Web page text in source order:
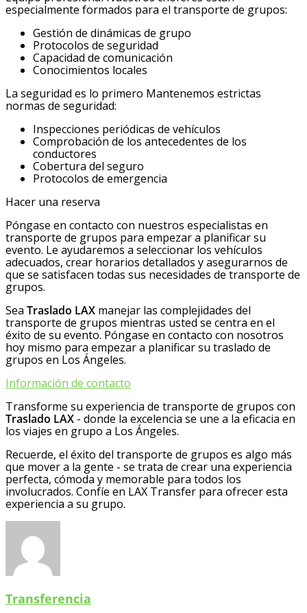
especialmente formados para el transporte de grupos:
Gestión de dinámicas de grupo
Protocolos de seguridad
Capacidad de comunicación
Conocimientos locales
La seguridad es lo primero Mantenemos estrictas
normas de seguridad:
Inspecciones periódicas de vehículos
Comprobación de los antecedentes de los
conductores
Cobertura del seguro
Protocolos de emergencia
Hacer una reserva
Póngase en contacto con nuestros especialistas en
transporte de grupos para empezar a planificar su
evento. Le ayudaremos a seleccionar los vehículos
adecuados, crear horarios detallados y asegurarnos de
que se satisfacen todas sus necesidades de transporte de
grupos.
Sea Traslado LAX manejar las complejidades del
transporte de grupos mientras usted se centra en el
éxito de su evento. Póngase en contacto con nosotros
hoy mismo para empezar a planificar su traslado de
grupos en Los Ángeles.
Información de contacto
Transforme su experiencia de transporte de grupos con
Traslado LAX - donde la excelencia se une a la eficacia en
los viajes en grupo a Los Ángeles.
Recuerde, el éxito del transporte de grupos es algo más
que mover a la gente - se trata de crear una experiencia
perfecta, cómoda y memorable para todos los
involucrados. Confíe en LAX Transfer para ofrecer esta
experiencia a su grupo.
Transferencia